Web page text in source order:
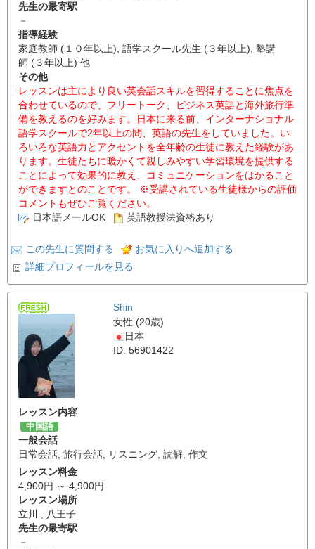
先生の最寄駅
－
指導経験
家庭教師 (１０年以上), 語学スクール先生 (３年以上), 塾講
師 (３年以上) 他
その他
レッスンは主により良い英会話スキルを習得することに焦点を
合わせているので、フリートーク、ビジネス英語と海外旅行準
備を教えるのを好みます。日本に来る前、インターナショナル
語学スクールで2年以上の間、英語の先生をしていました。い
ろいろな英語力とアクセントを全年齢の生徒に教えた経験があ
ります。生徒たちに暖かくて親しみやすい学習環境を提供する
ことによって効果的に教え、コミュニケーションをはかること
ができますとのことです。 ※受講されている生徒様からの評価
コメントもぜひご覧ください。
日本語メールOK
英語教授法資格あり
この先生に質問する
お気に入りへ追加する
詳細プロフィールを見る
Shin
女性 (20歳)
日本
ID: 56901422
レッスン内容
中国語
一般会話
日常会話, 旅行会話, リスニング, 読解, 作文
レッスン料金
4,900円 ～ 4,900円
レッスン場所
立川 , 八王子
先生の最寄駅
－